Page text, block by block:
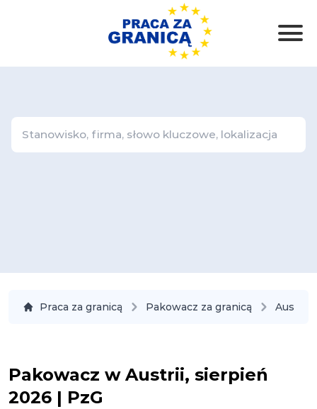
Praca za granicą Pakowacz za granicą Austria
Pakowacz w Austrii, sierpień
2026 | PzG